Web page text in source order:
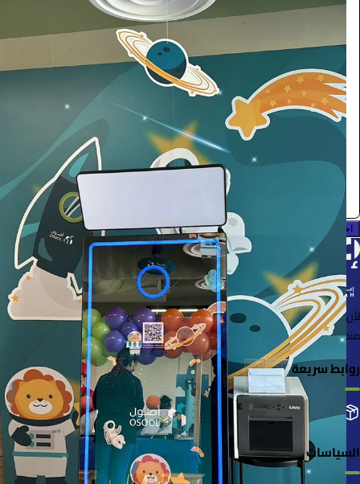
الفعاليات والحفلات
4290
/ اليوم
الرياض
احجز الآن
لأن الأشياء خُلقت لتُستخدم
منصة لإعارة واستعارة المنتجات بسهولة وأمان
روابط سريعة
التصنيفات إضافة منتجك طلباتي
السياسات